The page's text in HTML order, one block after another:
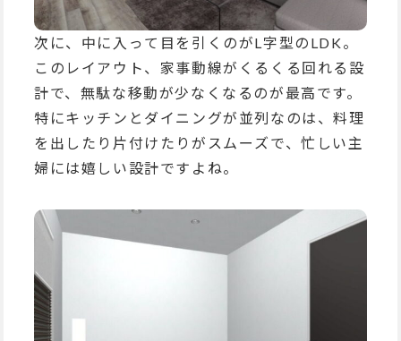
次に、中に入って目を引くのがL字型のLDK。
このレイアウト、家事動線がくるくる回れる設
計で、無駄な移動が少なくなるのが最高です。
特にキッチンとダイニングが並列なのは、料理
を出したり片付けたりがスムーズで、忙しい主
婦には嬉しい設計ですよね。